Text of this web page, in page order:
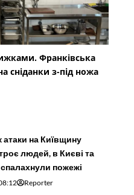
Франківська
сніданки з-під ножа
атаки на Київщину
людей, в Києві та
спалахнули пожежі
Reporter